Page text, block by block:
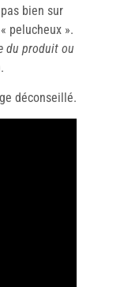
bien sur
pelucheux ».
du produit ou
déconseillé.